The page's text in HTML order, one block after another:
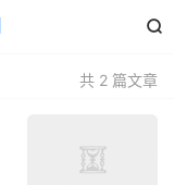

共 2 篇文章